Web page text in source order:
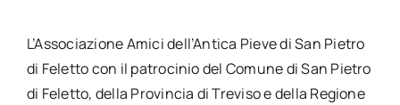
L’Associazione Amici dell’Antica Pieve di San Pietro
di Feletto con il patrocinio del Comune di San Pietro
di Feletto, della Provincia di Treviso e della Regione